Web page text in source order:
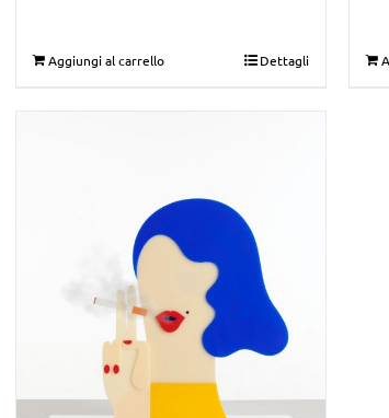
Aggiungi al carrello Dettagli